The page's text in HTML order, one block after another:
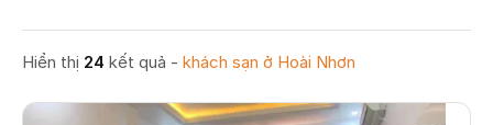
Hiển thị 24 kết quả - khách sạn ở Hoài Nhơn